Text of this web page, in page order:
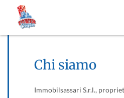
Chi siamo
Immobilsassari S.r.l.,